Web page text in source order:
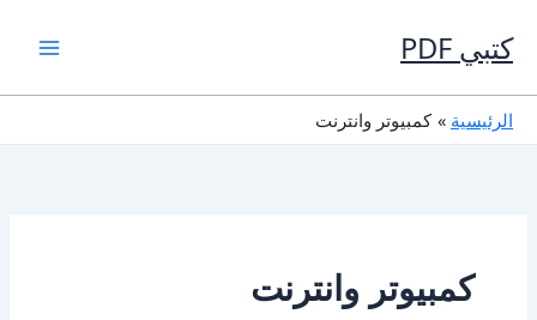
إلى
المحتوى
كتبي PDF
الرئيسية كمبيوتر وانترنت
كمبيوتر وانترنت